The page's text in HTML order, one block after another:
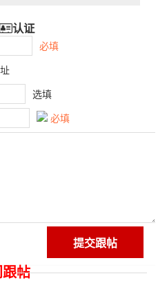
认证
必填
选填
必填
帖